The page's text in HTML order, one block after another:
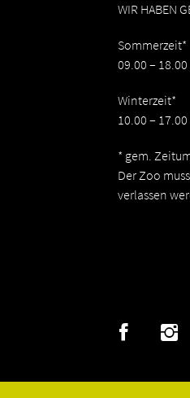
WIR HABEN
Sommerzeit*
09.00 – 18.00
Winterzeit*
10.00 –
* gem.
Der Zoo
verlassen